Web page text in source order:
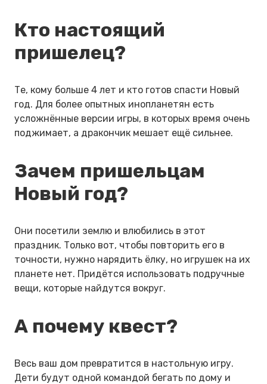
Кто настоящий
пришелец?
Те, кому больше 4 лет и кто готов спасти Новый
год. Для более опытных инопланетян есть
усложнённые версии игры, в которых время очень
поджимает, а дракончик мешает ещё сильнее.
Зачем пришельцам
Новый год?
Они посетили землю и влюбились в этот
праздник. Только вот, чтобы повторить его в
точности, нужно нарядить ёлку, но игрушек на их
планете нет. Придётся использовать подручные
вещи, которые найдутся вокруг.
А почему квест?
Весь ваш дом превратится в настольную игру.
Дети будут одной командой бегать по дому и